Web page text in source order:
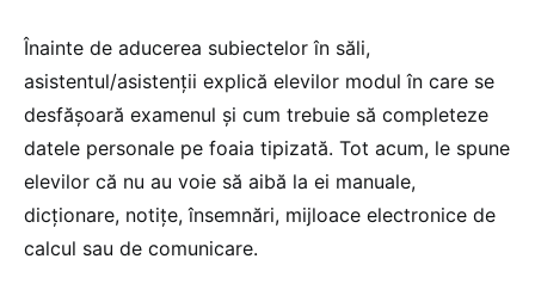
Înainte de aducerea subiectelor în săli,
asistentul/asistenții explică elevilor modul în care se
desfășoară examenul și cum trebuie să completeze
datele personale pe foaia tipizată. Tot acum, le spune
elevilor că nu au voie să aibă la ei manuale,
dicționare, notițe, însemnări, mijloace electronice de
calcul sau de comunicare.